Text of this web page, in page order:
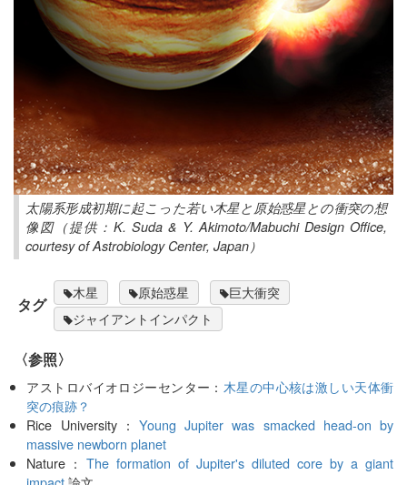
太陽系形成初期に起こった若い木星と原始惑星との衝突の想
像図（提供：K. Suda & Y. Akimoto/Mabuchi Design Office,
courtesy of Astrobiology Center, Japan）
タグ
木星 原始惑星
巨大衝突
ジャイアントインパクト
〈参照〉
アストロバイオロジーセンター： 木星の中心核は激しい天体衝
突の痕跡？
Rice University： Young Jupiter was smacked head-on by
massive newborn planet
Nature： The formation of Jupiter's diluted core by a giant